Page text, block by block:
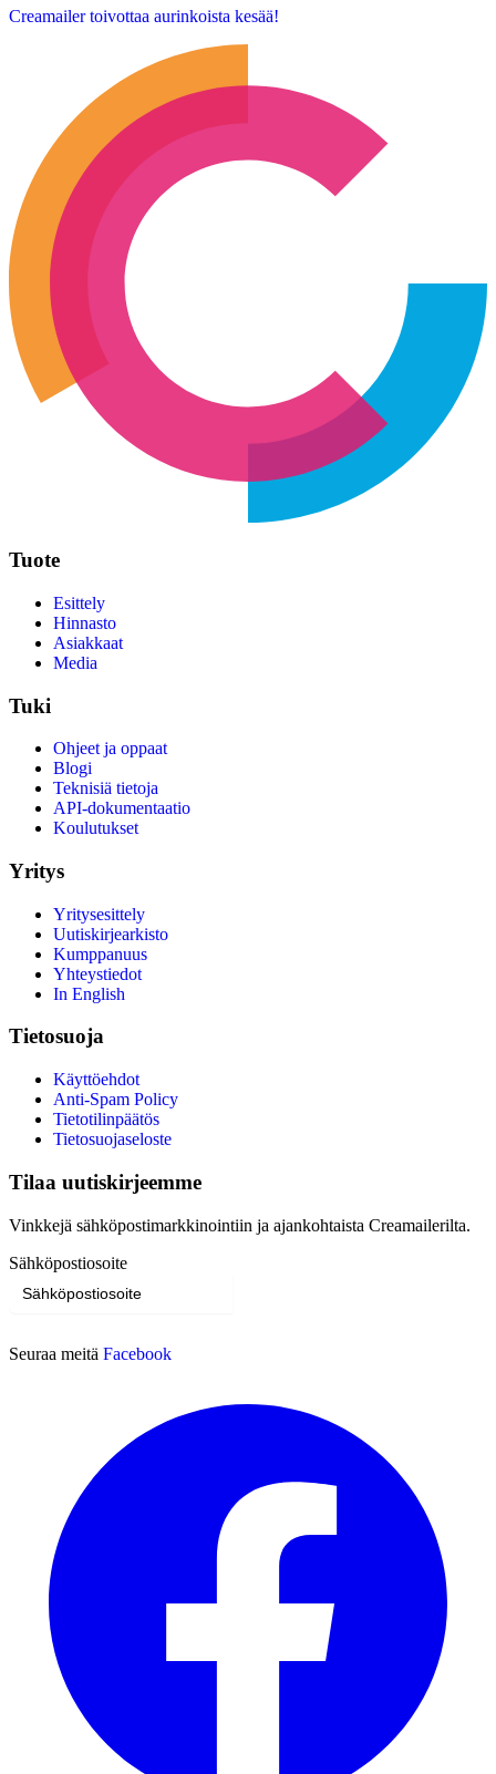
Creamailer toivottaa aurinkoista kesää!
Tuote
Esittely
Hinnasto
Asiakkaat
Media
Tuki
Ohjeet ja oppaat
Blogi
Teknisiä tietoja
API-dokumentaatio
Koulutukset
Yritys
Yritysesittely
Uutiskirjearkisto
Kumppanuus
Yhteystiedot
In English
Tietosuoja
Käyttöehdot
Anti-Spam Policy
Tietotilinpäätös
Tietosuojaseloste
Tilaa uutiskirjeemme
Vinkkejä sähköpostimarkkinointiin ja ajankohtaista Creamailerilta.
Sähköpostiosoite
Seuraa meitä Facebook